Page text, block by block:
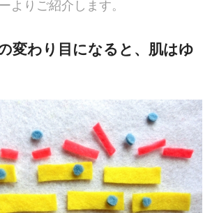
よりご紹介します。
変わり目になると、肌はゆ